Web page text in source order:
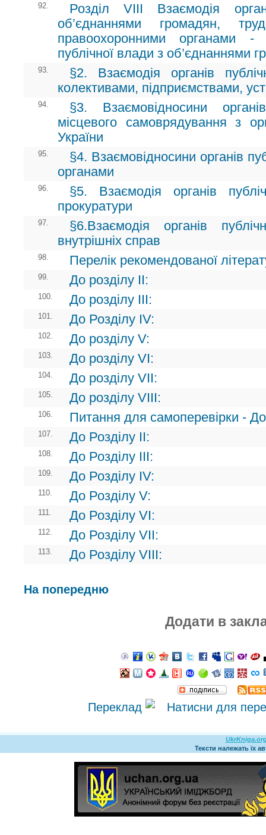
92.
Розділ VIII Взаємодія
об’єднаннями громадян,
правоохоронними органами -
публічної влади з об’єднаннями
93.
§2. Взаємодія органів
колективами, підприємствами,
94.
§3. Взаємовідносини
місцевого самоврядування з
України
95.
§4. Взаємовідносини органів
органами
96.
§5. Взаємодія органів
прокуратури
97.
§6.Взаємодія органів
внутрішніх справ
98. Перелік рекомендованої
99. До розділу ІІ:
100. До розділу ІІІ:
101. До Розділу ІV:
102. До розділу V:
103. До розділу VI:
104. До розділу VII:
105. До розділу VIII:
106. Питання для самоперевірки -
107. До Розділу II:
108. До Розділу III:
109. До Розділу IV:
110. До Розділу V:
111. До Розділу VI:
112. До Розділу VII:
113. До Розділу VIII:
На попередню
Додати в
Переклад
Тексти належать їх